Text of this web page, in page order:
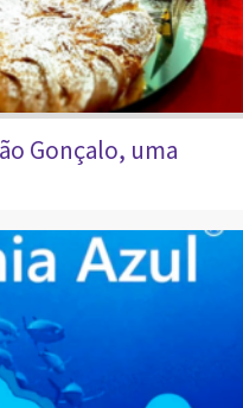
Gonçalo, uma